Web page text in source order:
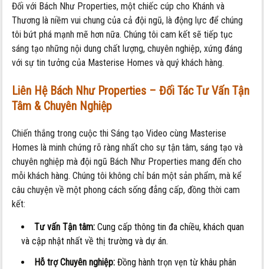
Đối với Bách Như Properties, một chiếc cúp cho Khánh và
Thương là niềm vui chung của cả đội ngũ, là động lực để chúng
tôi bứt phá mạnh mẽ hơn nữa. Chúng tôi cam kết sẽ tiếp tục
sáng tạo những nội dung chất lượng, chuyên nghiệp, xứng đáng
với sự tin tưởng của Masterise Homes và quý khách hàng.
Liên Hệ Bách Như Properties – Đối Tác Tư Vấn Tận
Tâm & Chuyên Nghiệp
Chiến thắng trong cuộc thi Sáng tạo Video cùng Masterise
Homes là minh chứng rõ ràng nhất cho sự tận tâm, sáng tạo và
chuyên nghiệp mà đội ngũ Bách Như Properties mang đến cho
mỗi khách hàng. Chúng tôi không chỉ bán một sản phẩm, mà kể
câu chuyện về một phong cách sống đẳng cấp, đồng thời cam
kết:
Tư vấn Tận tâm: Cung cấp thông tin đa chiều, khách quan
và cập nhật nhất về thị trường và dự án.
Hỗ trợ Chuyên nghiệp: Đồng hành trọn vẹn từ khâu phân